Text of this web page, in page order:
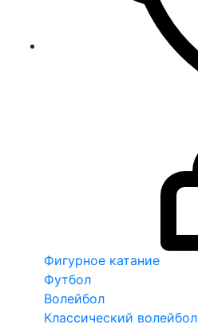
Фигурное катание
Футбол
Волейбол
Классический волейбол